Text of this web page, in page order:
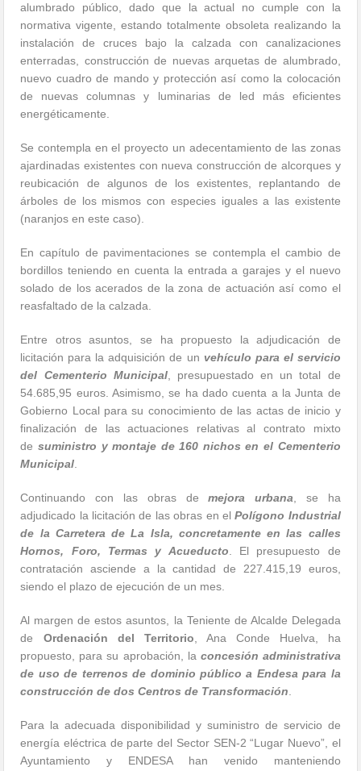
alumbrado público, dado que la actual no cumple con la
normativa vigente, estando totalmente obsoleta realizando la
instalación de cruces bajo la calzada con canalizaciones
enterradas, construcción de nuevas arquetas de alumbrado,
nuevo cuadro de mando y protección así como la colocación
de nuevas columnas y luminarias de led más eficientes
energéticamente.
Se contempla en el proyecto un adecentamiento de las zonas
ajardinadas existentes con nueva construcción de alcorques y
reubicación de algunos de los existentes, replantando de
árboles de los mismos con especies iguales a las existente
(naranjos en este caso).
En capítulo de pavimentaciones se contempla el cambio de
bordillos teniendo en cuenta la entrada a garajes y el nuevo
solado de los acerados de la zona de actuación así como el
reasfaltado de la calzada.
Entre otros asuntos, se ha propuesto la adjudicación de
licitación para la adquisición de un vehículo para el servicio
del Cementerio Municipal, presupuestado en un total de
54.685,95 euros. Asimismo, se ha dado cuenta a la Junta de
Gobierno Local para su conocimiento de las actas de inicio y
finalización de las actuaciones relativas al contrato mixto
desuministro y montaje de 160 nichos en el Cementerio
Municipal
Continuando con las obras demejora urbana , se ha
adjudicado la licitación de las obras en elPolígono Industrial
de la Carretera de La Isla, concretamente en las calles
Hornos, Foro, Termas y Acueducto . El presupuesto de
contratación asciende a la cantidad de 227.415,19 euros,
siendo el plazo de ejecución de un mes.
Al margen de estos asuntos, la Teniente de Alcalde Delegada
de Ordenación del Territorio , Ana Conde Huelva, ha
propuesto, para su aprobación, la concesión administrativa
de uso de terrenos de dominio público a Endesa para la
construcción de dos Centros de Transformación
Para la adecuada disponibilidad y suministro de servicio de
energía eléctrica de parte del Sector SEN-2 “Lugar Nuevo”, el
Ayuntamiento y ENDESA han venido manteniendo